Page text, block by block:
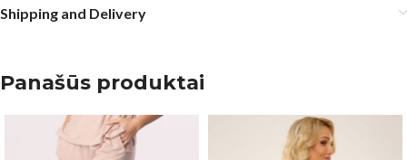
Shipping and Delivery
Panašūs produktai